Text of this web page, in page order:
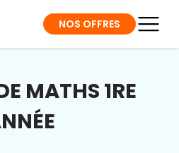
NOS OFFRES
MATHS 1RE